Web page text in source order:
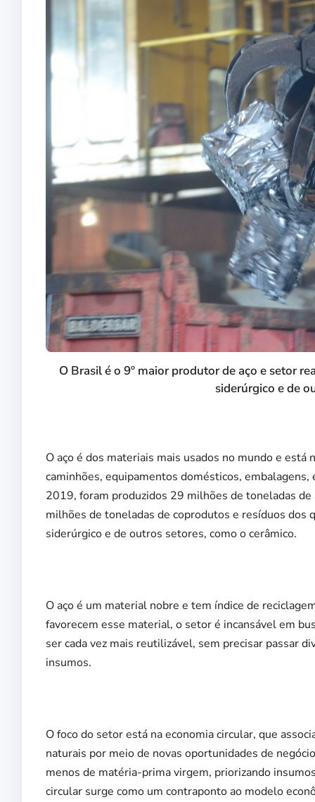
O Brasil é o 9º maior produtor de aço e setor
siderúrgico e de
O aço é dos materiais mais usados no mundo e
caminhões, equipamentos domésticos,
2019, foram produzidos 29 milhões de toneladas
milhões de toneladas de coprodutos e resíduos
siderúrgico e de outros setores, como o cerâmico.
O aço é um material nobre e tem índice de
favorecem esse material, o setor é incansável em
ser cada vez mais reutilizável, sem precisar passar
insumos.
O foco do setor está na economia circular, que
naturais por meio de novas oportunidades de
menos de matéria-prima virgem, priorizando
circular surge como um contraponto ao modelo